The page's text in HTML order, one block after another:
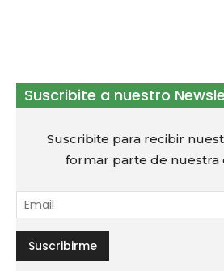
Suscribite a nuestro
Suscribite para recibir
formar parte de nuestra